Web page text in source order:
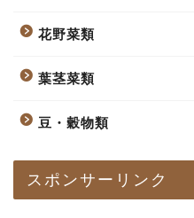
花野菜類
葉茎菜類
豆・穀物類
スポンサーリンク